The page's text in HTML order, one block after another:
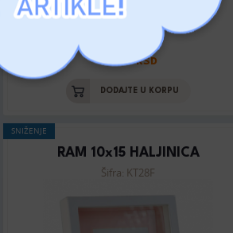
MP: 10 RSD
DODAJTE U KORPU
SNIŽENJE
RAM 10x15 HALJINICA
Šifra: KT28F